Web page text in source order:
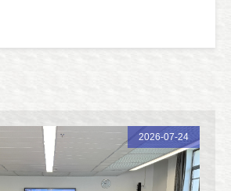
2026-07-24